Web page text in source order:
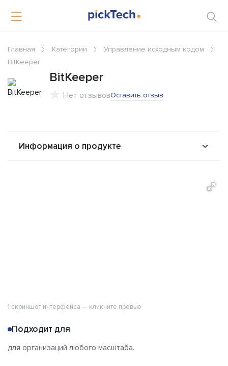
Главная Категории
Управление исходным кодом
BitKeeper
BitKeeper
Нет отзывовОставить отзыв
Информация о продукте
1 скриншот интерфейса — кликните превью
Подходит для
для организаций любого масштаба.